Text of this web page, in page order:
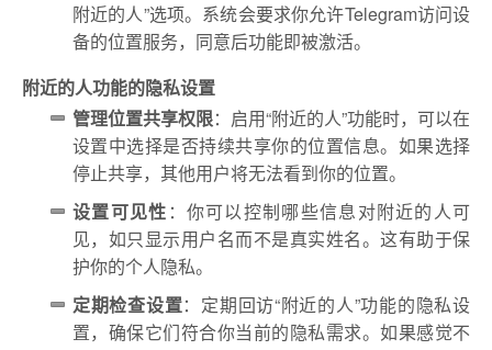
附近的人”选项。系统会要求你允许Telegram访问设
备的位置服务，同意后功能即被激活。
附近的人功能的隐私设置
管理位置共享权限：启用“附近的人”功能时，可以在
设置中选择是否持续共享你的位置信息。如果选择
停止共享，其他用户将无法看到你的位置。
设置可见性 ：你可以控制哪些信息对附近的人可
见，如只显示用户名而不是真实姓名。这有助于保
护你的个人隐私。
定期检查设置：定期回访“附近的人”功能的隐私设
置，确保它们符合你当前的隐私需求。如果感觉不